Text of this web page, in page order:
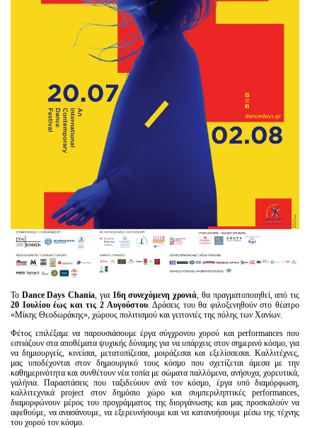
Το Dance Days Chania , για 16η συνεχόμενη χρονιά , θα πραγματοποιηθεί, από τις
20 Ιουλίου έως και τις 2 Αυγούστου. Δράσεις του θα φιλοξενηθούν στο θέατρο
«Μίκης Θεοδωράκης», χώρους πολιτισμού και γειτονιές της πόλης των Χανίων.
Φέτος επιλέξαμε να παρουσιάσουμε έργα σύγχρονου χορού και performances που
εστιάζουν στα αποθέματα ψυχικής δύναμης για να υπάρχεις στον σημερινό κόσμο, για
να δημιουργείς, κινείσαι, μετατοπίζεσαι, μοιράζεσαι και εξελίσσεσαι. Καλλιτέχνες,
μας υποδέχονται στον δημιουργικό τους κόσμο που σχετίζεται άμεσα με την
καθημερινότητα και συνθέτουν νέα τοπία με σώματα παλλόμενα, ανήσυχα, χορευτικά,
γαλήνια. Παραστάσεις που ταξιδεύουν ανά τον κόσμο, έργα υπό διαμόρφωση,
καλλιτεχνικά project στον δημόσιο χώρο και συμπεριληπτικές performances,
διαμορφώνουν μέρος του προγράμματος της διοργάνωσης και μας προσκαλούν να
αφεθούμε, να ανασάνουμε, να εξερευνήσουμε και να κατανοήσουμε μέσω της τέχνης
του χορού τον κόσμο.